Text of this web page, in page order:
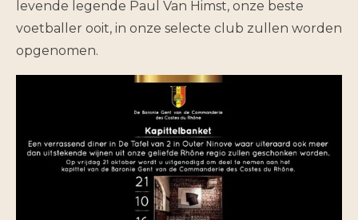
levende legende Paul Van Himst, onze beste
voetballer ooit, in onze selecte club zullen worden
opgenomen.